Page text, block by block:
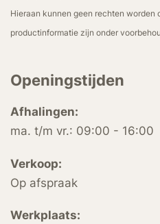
Hieraan kunnen geen rechten worden
productinformatie zijn onder
Openingstijden
Afhalingen:
ma. t/m vr.: 09:00 - 16:00
Verkoop:
Op afspraak
Werkplaats: